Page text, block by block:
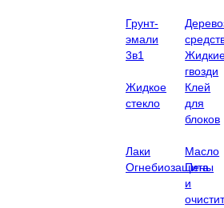
Грунт-
эмали
3в1
гвозди
Жидкое
стекло
Клей
для
блоков
Лаки
Масло
Огнебиозащита
Пены
и